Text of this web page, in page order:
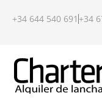
+34 644 540 691 +34